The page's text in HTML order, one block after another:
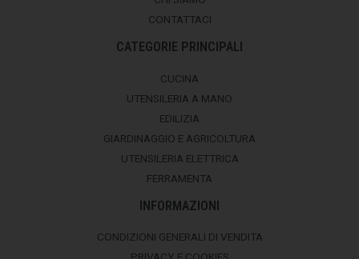
CONTATTACI
CATEGORIE PRINCIPALI
CUCINA
UTENSILERIA A MANO
EDILIZIA
GIARDINAGGIO E AGRICOLTURA
UTENSILERIA ELETTRICA
FERRAMENTA
INFORMAZIONI
CONDIZIONI GENERALI DI VENDITA